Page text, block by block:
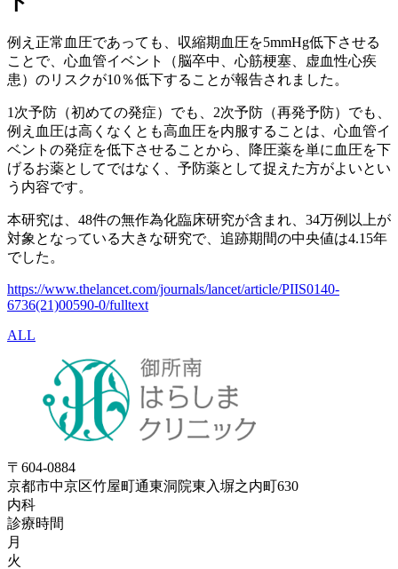
例え正常血圧であっても、収縮期血圧を5mmHg低下させる
ことで、心血管イベント（脳卒中、心筋梗塞、虚血性心疾
患）のリスクが10％低下することが報告されました。
1次予防（初めての発症）でも、2次予防（再発予防）でも、
例え血圧は高くなくとも高血圧を内服することは、心血管イ
ベントの発症を低下させることから、降圧薬を単に血圧を下
げるお薬としてではなく、予防薬として捉えた方がよいとい
う内容です。
本研究は、48件の無作為化臨床研究が含まれ、34万例以上が
対象となっている大きな研究で、追跡期間の中央値は4.15年
でした。
https://www.thelancet.com/journals/lancet/article/PIIS0140-
6736(21)00590-0/fulltext
ALL
〒604-0884
京都市中京区竹屋町通東洞院東入塀之内町630
内科
診療時間
月
火